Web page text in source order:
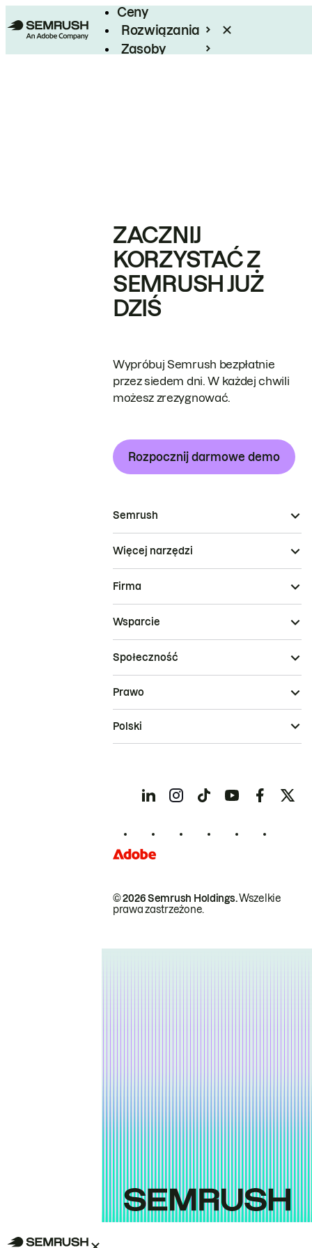
Ceny
Rozwiązania
Zasoby
ZACZNIJ
KORZYSTAĆ Z
SEMRUSH JUŻ
DZIŚ
Wypróbuj Semrush bezpłatnie
przez siedem dni. W każdej chwili
możesz zrezygnować.
Rozpocznij darmowe demo
Semrush
Więcej narzędzi
Firma
Wsparcie
Społeczność
© 2026 Semrush Holdings.Wszelkie
prawa zastrzeżone.
Prawo
Polski